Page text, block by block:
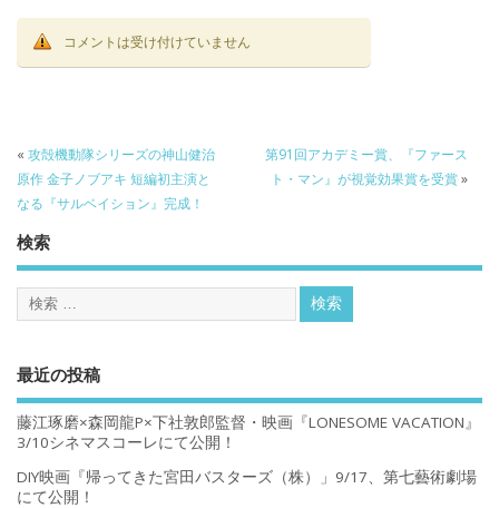
コメントは受け付けていません
« 攻殻機動隊シリーズの神山健治
原作 金子ノブアキ 短編初主演と
なる『サルベイション』完成！
第91回アカデミー賞、『ファース
ト・マン』が視覚効果賞を受賞»
検索
最近の投稿
藤江琢磨×森岡龍P×下社敦郎監督・映画『LONESOME VACATION』
3/10シネマスコーレにて公開！
DIY映画『帰ってきた宮田バスターズ（株）」9/17、第七藝術劇場
にて公開！